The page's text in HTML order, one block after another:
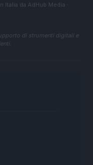
Italia da AdHub Media
di strumenti digitali e